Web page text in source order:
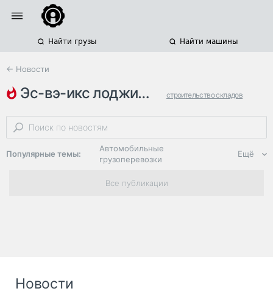
Найти грузы Найти машины
← Новости
эс-вэ-икс лоджистикс строительство складов
склады класса a российский капитал
Популярные темы:
Автомобильные
грузоперевозки
Региональная
логистика
Ещё
Все публикации
Новости